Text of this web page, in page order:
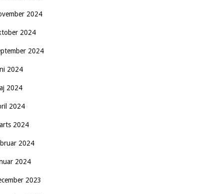
2024
2024
2024
2024
2024
2024
2024
2024
2024
2023